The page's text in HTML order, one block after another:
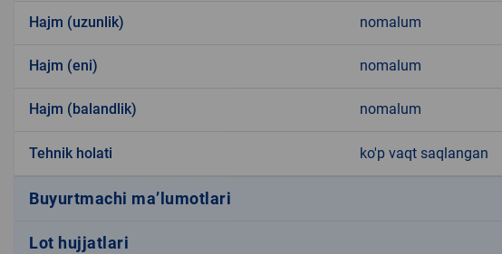
Hajm (uzunlik) nomalum
Hajm (eni) nomalum
Hajm (balandlik) nomalum
Tehnik holati ko'p vaqt saqlangan
Buyurtmachi ma’lumotlari
Lot hujjatlari